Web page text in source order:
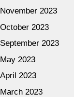
November 2023
October 2023
September 2023
May 2023
April 2023
March 2023